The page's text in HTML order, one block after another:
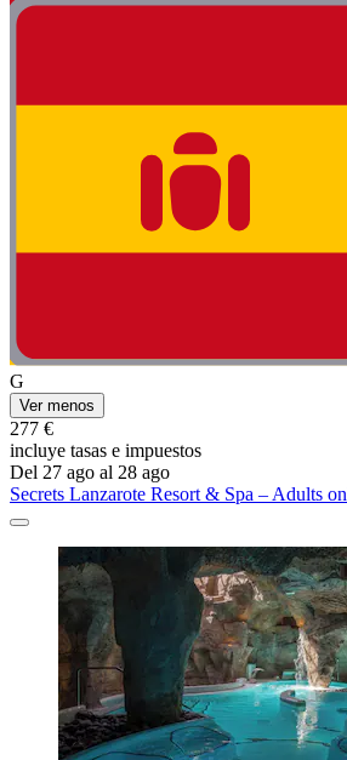
G
Ver menos
277 €
incluye tasas e impuestos
Del 27 ago al 28 ago
Secrets Lanzarote Resort & Spa – Adults